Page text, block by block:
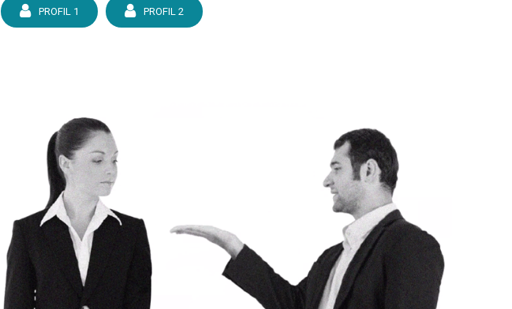
PROFIL 1 PROFIL 2